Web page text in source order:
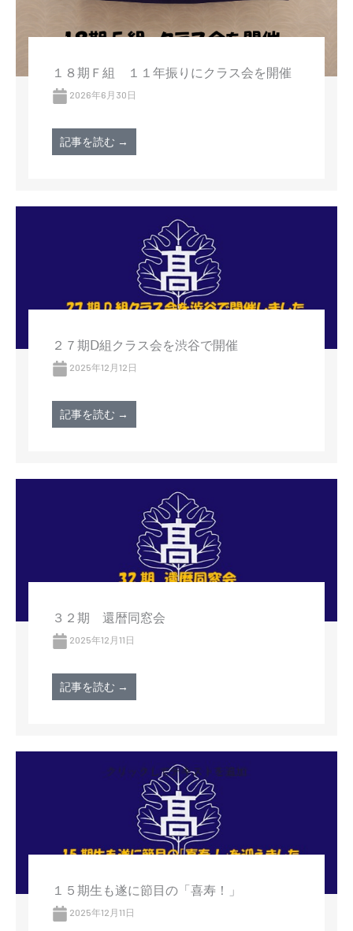
１８期Ｆ組 １１年振りにクラス会を開催
2026年6月30日
記事を読む →
２７期Ⅾ組クラス会を渋谷で開催
2025年12月12日
記事を読む →
３２期 還暦同窓会
2025年12月11日
記事を読む →
１５期生も遂に節目の「喜寿！」
2025年12月11日